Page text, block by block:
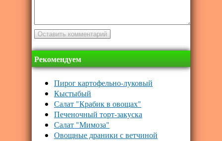
Рекомендуем
Пирог картофельно-луковый
Кыстыбый
Салат "Крабик в овощах"
Печеночный торт-закуска
Салат "Мимоза"
Овощные драники с ветчиной